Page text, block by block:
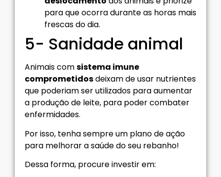
para que ocorra durante as horas mais
frescas do dia.
5- Sanidade animal
Animais comsistema imune
comprometidosdeixam de usar nutrientes
que poderiam ser utilizados para aumentar
a produção de leite, para poder combater
enfermidades.
Por isso, tenha sempre um plano de ação
para melhorar a saúde do seu rebanho!
Dessa forma, procure investir em: